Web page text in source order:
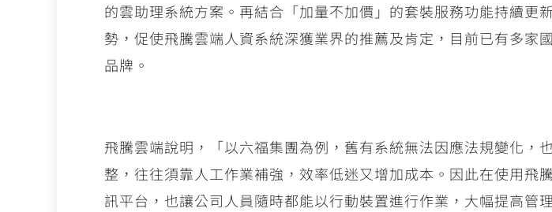
的雲助理系統方案。再結合「加量不加價」的套裝服務功能持續
勢，促使飛騰雲端人資系統深獲業界的推薦及肯定，目前已有多
品牌。
飛騰雲端說明，「以六福集團為例，舊有系統無法因應法規變化，
整，往往須靠人工作業補強，效率低迷又增加成本。因此在使用飛
訊平台，也讓公司人員隨時都能以行動裝置進行作業，大幅提高